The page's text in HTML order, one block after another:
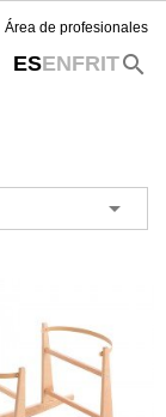
Área de profesionales
ESENFRITsearch
